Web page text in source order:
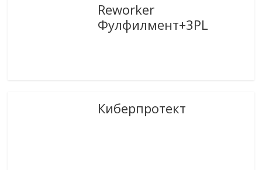
Reworker
Фулфилмент+3PL
Киберпротект